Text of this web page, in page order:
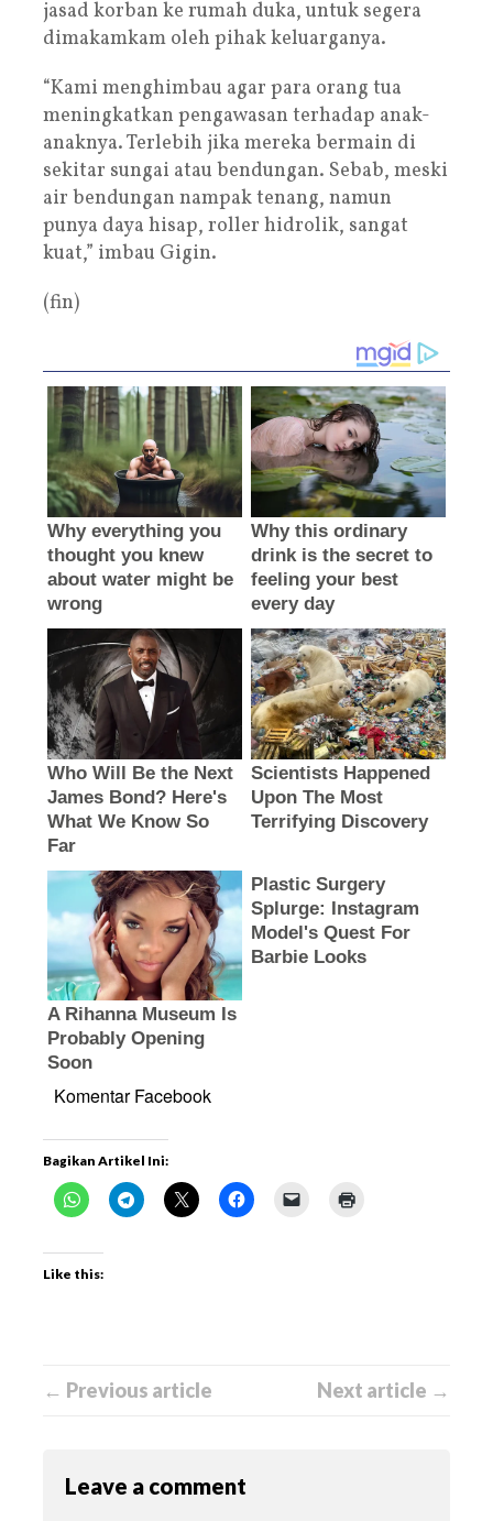
jasad korban ke rumah duka, untuk segera
dimakamkam oleh pihak keluarganya.
“Kami menghimbau agar para orang tua
meningkatkan pengawasan terhadap anak-
anaknya. Terlebih jika mereka bermain di
sekitar sungai atau bendungan. Sebab, meski
air bendungan nampak tenang, namun
punya daya hisap, roller hidrolik, sangat
kuat,” imbau Gigin.
(fin)
Komentar Facebook
Bagikan Artikel Ini:
Like this:
← Previous article Next article →
Leave a comment